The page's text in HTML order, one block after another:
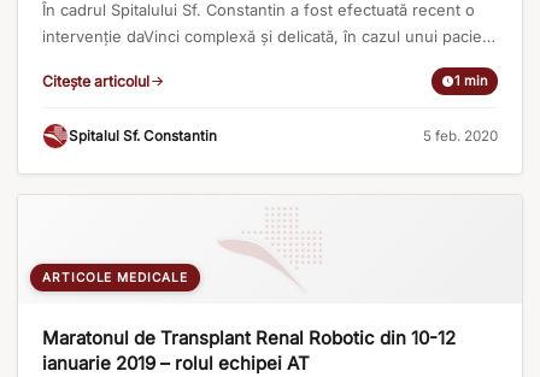
În cadrul Spitalului Sf. Constantin a fost efectuată recent o
intervenție daVinci complexă și delicată, în cazul unui pacient
diagnosticat cu diverticulita intestinului gros și fistulă colo-
vezicală. Echipa de chirurgie robotică formată din Prof. Dr.
medic primar chirurg, a tratat acest caz printr-o singură
operație, combinată. [...]
Citește articolul 1 min
Spitalul Sf. Constantin· 5 feb. 2020
ARTICOLE MEDICALE
Maratonul de Transplant Renal Robotic din 10-12
ianuarie 2019 – rolul echipei AT